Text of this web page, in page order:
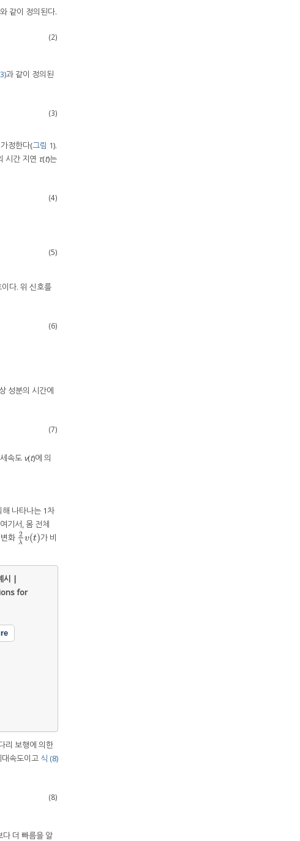
와 같이 정의된다.
(2)
과 같이 정의된
(3)
정한다(그림 1).
시간 지연 τ(t)는
(4)
(5)
다. 위 신호를
(6)
성분의 시간에
(7)
속도 v(t)에 의
나타나는 1차
기서, 몸 전체
화 2
λ v(t)
2λv(t) 가 비
시 |
for
리 보행에 의한
속도이고 식 (8)
(8)
다 더 빠름을 알